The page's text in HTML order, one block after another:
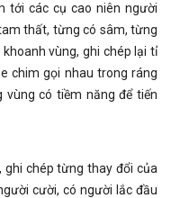
tới các cụ cao niên người
thất, từng có sâm, từng
vùng, ghi chép lại tỉ
chim gọi nhau trong ráng
vùng có tiềm năng để tiến
chép từng thay đổi của
cười, có người lắc đầu